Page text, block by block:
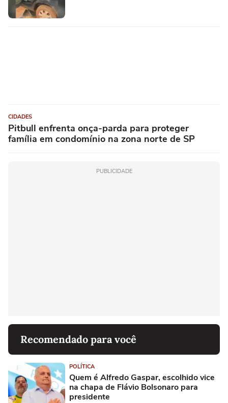
CIDADES
Pitbull enfrenta onça-parda para proteger
família em condomínio na zona norte de SP
PUBLICIDADE
Recomendado para você
POLÍTICA
Quem é Alfredo Gaspar, escolhido vice
na chapa de Flávio Bolsonaro para
presidente